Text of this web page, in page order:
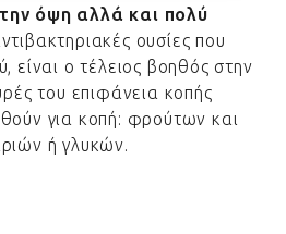
όψη αλλά και πολύ
ουσίες που
είναι ο τέλειος βοηθός στην
του επιφάνεια κοπής
για κοπή: φρούτων και
ή γλυκών.